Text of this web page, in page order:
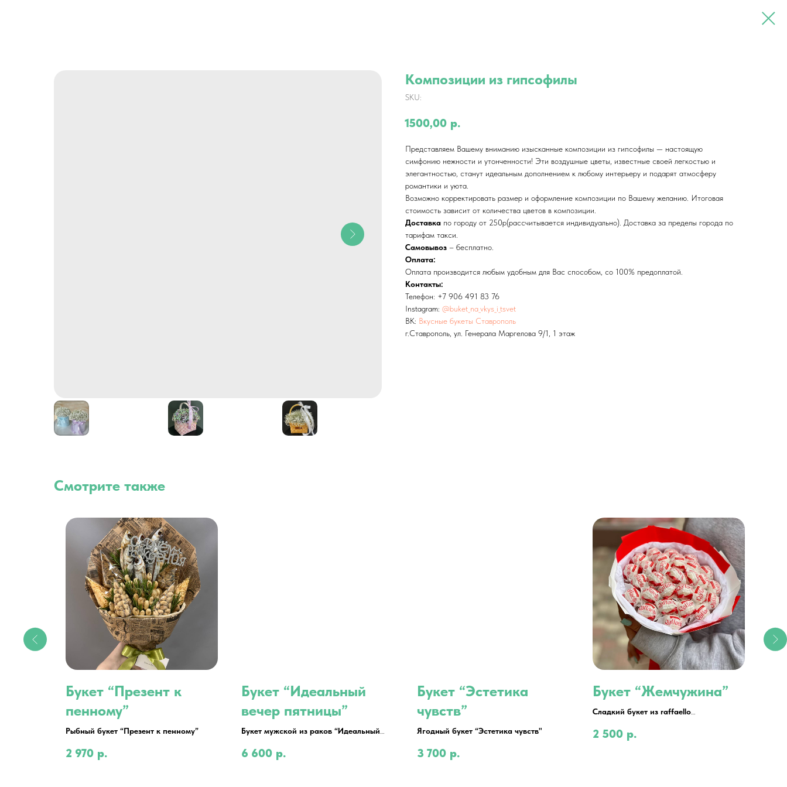
Композиции из гипсофилы
SKU:
1500,00 р.
Представляем Вашему вниманию изысканные композиции из гипсофилы — настоящую
симфонию нежности и утонченности! Эти воздушные цветы, известные своей легкостью и
элегантностью, станут идеальным дополнением к любому интерьеру и подарят атмосферу
романтики и уюта.
Возможно корректировать размер и оформление композиции по Вашему желанию. Итоговая
стоимость зависит от количества цветов в композиции.
Доставка по городу от 250р(рассчитывается индивидуально). Доставка за пределы города по
тарифам такси.
Самовывоз – бесплатно.
Оплата:
Оплата производится любым удобным для Вас способом, со 100% предоплатой.
Контакты:
Телефон: +7 906 491 83 76
Instagram: @buket_na_vkys_i_tsvet
ВК: Вкусные букеты Ставрополь
г.Ставрополь, ул. Генерала Маргелова 9/1, 1 этаж
Смотрите также
Букет “Презент к
пенному”
Рыбный букет “Презент к пенному”
2 970 р.
Букет “Идеальный
вечер пятницы”
Букет мужской из раков “Идеальный
6 600 р.
Букет “Эстетика
чувств”
Ягодный букет “Эстетика чувств"
3 700 р.
Букет “Жемчужина”
Сладкий букет из raffaello
2 500 р.